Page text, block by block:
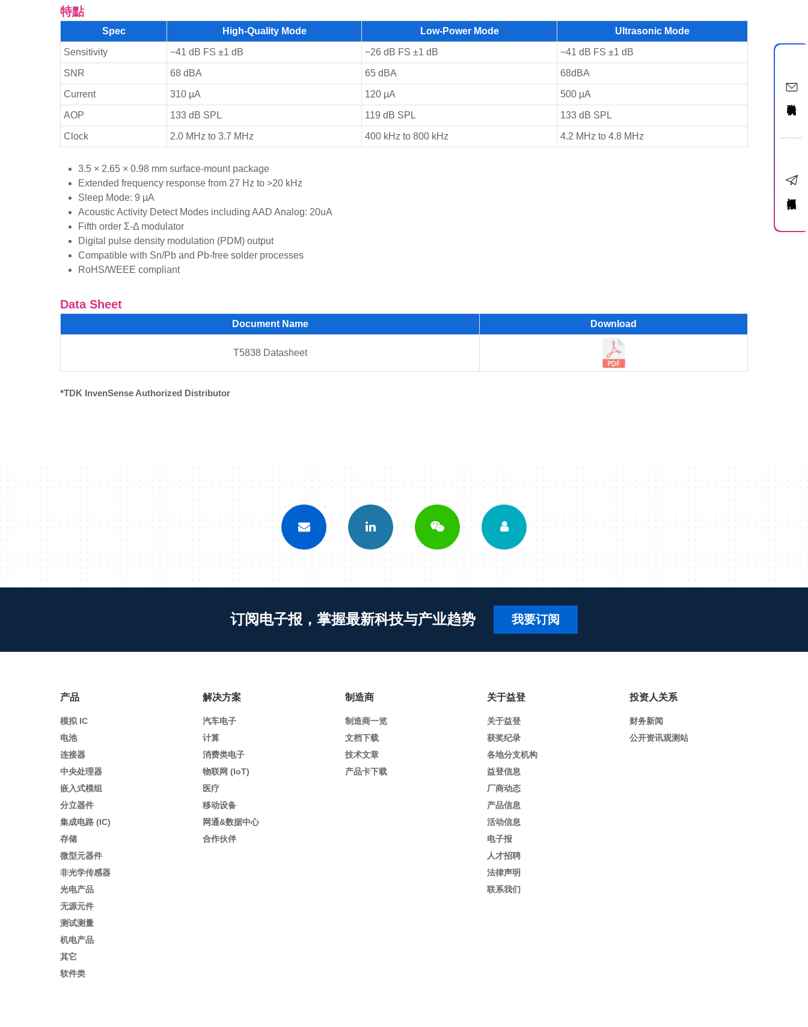
特點
Spec High-Quality Mode Low-Power Mode Ultrasonic Mode
Sensitivity −41 dB FS ±1 dB −26 dB FS ±1 dB −41 dB FS ±1 dB
SNR 68 dBA 65 dBA 68dBA
Current 310 µA 120 µA 500 µA
AOP 133 dB SPL 119 dB SPL 133 dB SPL
Clock 2.0 MHz to 3.7 MHz 400 kHz to 800 kHz 4.2 MHz to 4.8 MHz
3.5 × 2.65 × 0.98 mm surface-mount package
Extended frequency response from 27 Hz to >20 kHz
Sleep Mode: 9 µA
Acoustic Activity Detect Modes including AAD Analog: 20uA
Fifth order Σ-Δ modulator
Digital pulse density modulation (PDM) output
Compatible with Sn/Pb and Pb-free solder processes
RoHS/WEEE compliant
Data Sheet
Document Name Download
T5838 Datasheet
*TDK InvenSense Authorized Distributor
订阅电子报，掌握最新科技与产业趋势 我要订阅
产品
模拟 IC
电池
连接器
中央处理器
嵌入式模组
分立器件
集成电路 (IC)
存储
微型元器件
非光学传感器
光电产品
无源元件
测试测量
机电产品
其它
软件类
解决方案
汽车电子
计算
消费类电子
物联网 (IoT)
医疗
移动设备
网通&数据中心
合作伙伴
制造商
制造商一览
文档下载
技术文章
产品卡下载
关于益登
关于益登
获奖纪录
各地分支机构
益登信息
厂商动态
产品信息
活动信息
电子报
人才招聘
法律声明
联系我们
投资人关系
财务新闻
公开资讯观测站